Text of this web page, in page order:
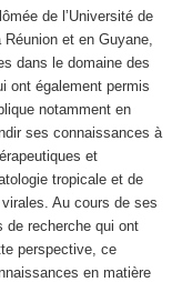
de l’Université de
et en Guyane,
dans le domaine des
ont également permis
notamment en
ses connaissances à
et
tropicale et de
Au cours de ses
de recherche qui ont
perspective, ce
en matière